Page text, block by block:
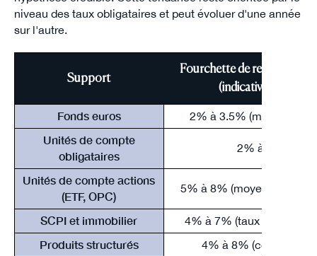
niveau des taux obligataires et peut évoluer d'une année
sur l'autre.
Support
Fourchette de rendement
(indicative, 2025)
Fonds euros
2% à 3.5% (moyenne
Unités de compte
obligataires
2% à 4%
Unités de compte actions
(ETF, OPC)
5% à 8% (moyenne long
SCPI et immobilier
4% à 7% (taux de
Produits structurés
4% à 8%